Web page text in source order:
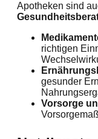
Apotheken sind
richtigen
gesunder
Vorsorge